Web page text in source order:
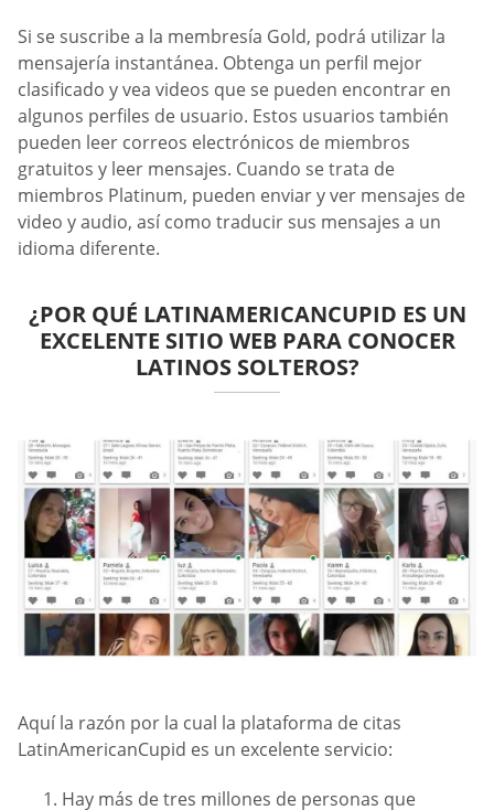
Si se suscribe a la membresía Gold, podrá utilizar la
mensajería instantánea. Obtenga un perfil mejor
clasificado y vea videos que se pueden encontrar en
algunos perfiles de usuario. Estos usuarios también
pueden leer correos electrónicos de miembros
gratuitos y leer mensajes. Cuando se trata de
miembros Platinum, pueden enviar y ver mensajes de
video y audio, así como traducir sus mensajes a un
idioma diferente.
¿POR QUÉ LATINAMERICANCUPID ES UN
EXCELENTE SITIO WEB PARA CONOCER
LATINOS SOLTEROS?
Aquí la razón por la cual la plataforma de citas
LatinAmericanCupid es un excelente servicio:
Hay más de tres millones de personas que